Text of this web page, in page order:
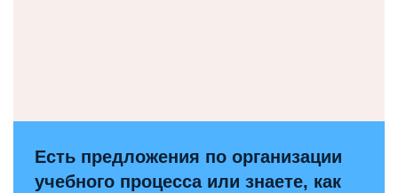
Есть предложения по организации
учебного процесса или знаете, как